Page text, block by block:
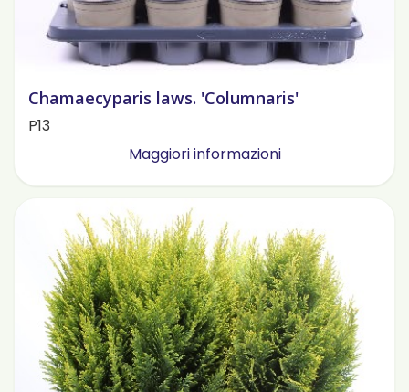
Chamaecyparis laws. 'Columnaris'
P13
Maggiori informazioni